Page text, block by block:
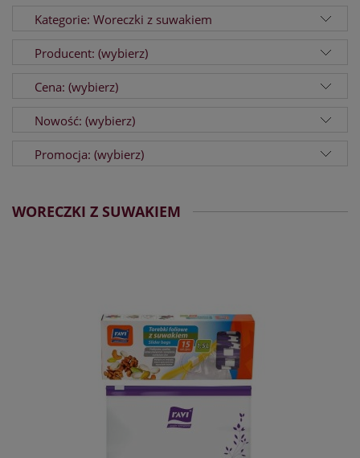
Kategorie: Woreczki z suwakiem
Producent: (wybierz)
Cena: (wybierz)
Nowość: (wybierz)
Promocja: (wybierz)
WORECZKI Z SUWAKIEM